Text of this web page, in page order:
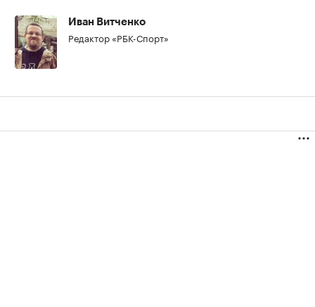
Иван Витченко
Редактор «РБК-Спорт»